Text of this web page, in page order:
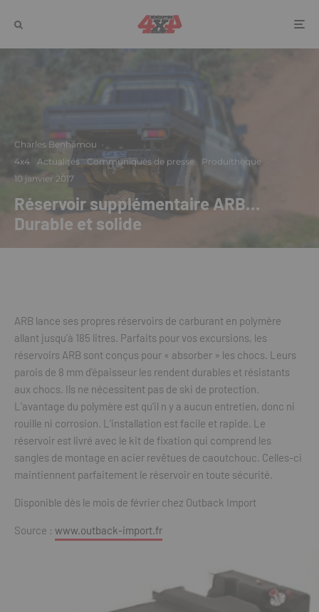
Charles Benhamou ·
4x4
Actualités Communiqués de presse Produithèque ·
10 janvier 2017
Réservoir supplémentaire ARB…
Durable et solide
ARB lance ses propres réservoirs de carburant en polymère
allant jusqu’à 185 litres. Parfaits pour vos excursions, les
réservoirs ARB sont conçus pour « absorber » les chocs. Leurs
parois de 8 mm d’épaisseur les rendent durables et résistants
aux chocs. Ils ne nécessitent pas de ski de protection.
L’avantage du polymère est qu’il n y a aucun entretien, donc ni
rouille ni corrosion. L’installation est facile et rapide. Le
réservoir est livré avec le kit de fixation qui comprend les
sangles de montage en acier revêtues de caoutchouc. Celles-ci
maintiennent parfaitement le réservoir en toute sécurité.
Disponible dès le mois de février chez Outback Import
Source : www.outback-import.fr